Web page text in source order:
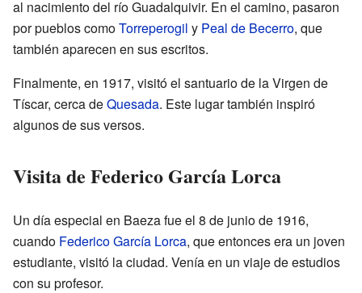
al nacimiento del río Guadalquivir. En el camino, pasaron
por pueblos comoTorreperogil y Peal de Becerro, que
también aparecen en sus escritos.
Finalmente, en 1917, visitó el santuario de la Virgen de
Tíscar, cerca deQuesada. Este lugar también inspiró
algunos de sus versos.
Visita de Federico García Lorca
Un día especial en Baeza fue el 8 de junio de 1916,
cuando Federico García Lorca, que entonces era un joven
estudiante, visitó la ciudad. Venía en un viaje de estudios
con su profesor.